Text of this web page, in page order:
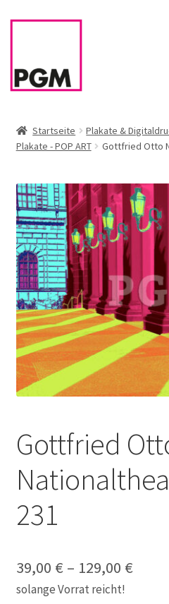
Zur
Zum
News
Sortiment
Rahmen & Einrahmung
Firmenservice – Kunst für Büro,
Referenzen
Galerie
Jobs
Mein Konto
Warenkorb
✆ Service-Telefon 089 / 2323700
Startseite Plakate &
Plakate - POP ART
Gottfried Otto
Gottfried
231
39,00 € – 129,00 €
solange Vorrat reicht!